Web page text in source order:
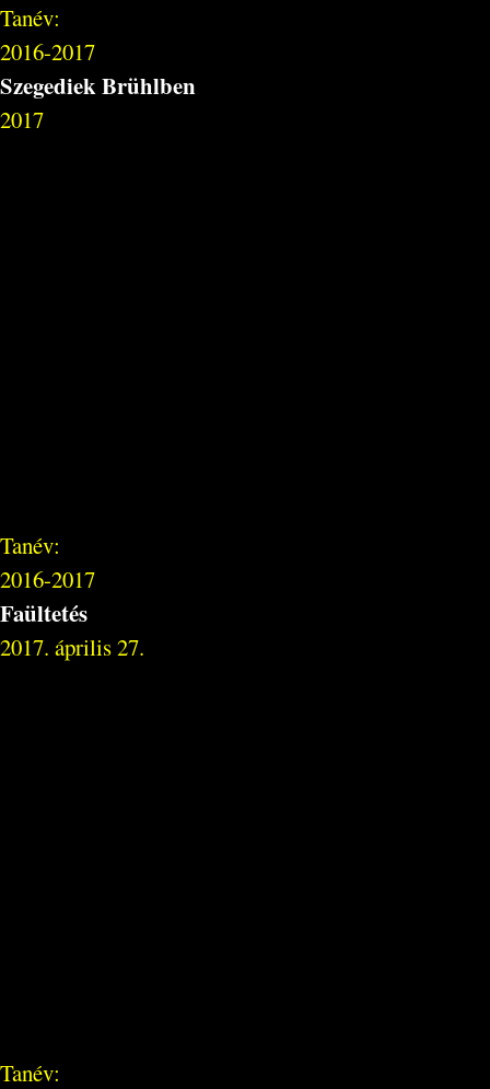
Tanév:
2016-2017
Szegediek Brühlben
2017
Tanév:
2016-2017
Faültetés
2017. április 27.
Tanév: